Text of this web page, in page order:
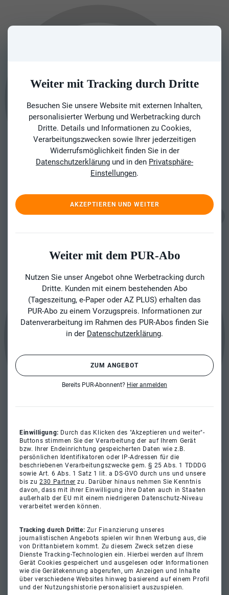
Weiter mit Tracking durch Dritte
Besuchen Sie unsere Website mit externen Inhalten,
personalisierter Werbung und Werbetracking durch
Dritte. Details und Informationen zu Cookies,
Verarbeitungszwecken sowie Ihrer jederzeitigen
Widerrufsmöglichkeit finden Sie in der
Datenschutzerklärung und in den Privatsphäre-
Einstellungen.
AKZEPTIEREN UND WEITER
Weiter mit dem PUR-Abo
Nutzen Sie unser Angebot ohne Werbetracking durch
Dritte. Kunden mit einem bestehenden Abo
(Tageszeitung, e-Paper oder AZ PLUS) erhalten das
PUR-Abo zu einem Vorzugspreis. Informationen zur
Datenverarbeitung im Rahmen des PUR-Abos finden Sie
in der Datenschutzerklärung.
ZUM ANGEBOT
Bereits PUR-Abonnent? Hier anmelden
Einwilligung: Durch das Klicken des "Akzeptieren und weiter"-
Buttons stimmen Sie der Verarbeitung der auf Ihrem Gerät
bzw. Ihrer Endeinrichtung gespeicherten Daten wie z.B.
persönlichen Identifikatoren oder IP-Adressen für die
beschriebenen Verarbeitungszwecke gem. § 25 Abs. 1 TDDDG
sowie Art. 6 Abs. 1 Satz 1 lit. a DS-GVO durch uns und unsere
bis zu230 Partner zu. Darüber hinaus nehmen Sie Kenntnis
davon, dass mit ihrer Einwilligung ihre Daten auch in Staaten
außerhalb der EU mit einem niedrigeren Datenschutz-Niveau
verarbeitet werden können.
Tracking durch Dritte: Zur Finanzierung unseres
journalistischen Angebots spielen wir Ihnen Werbung aus, die
von Drittanbietern kommt. Zu diesem Zweck setzen diese
Dienste Tracking-Technologien ein. Hierbei werden auf Ihrem
Gerät Cookies gespeichert und ausgelesen oder Informationen
wie die Gerätekennung abgerufen, um Anzeigen und Inhalte
über verschiedene Websites hinweg basierend auf einem Profil
und der Nutzungshistorie personalisiert auszuspielen.